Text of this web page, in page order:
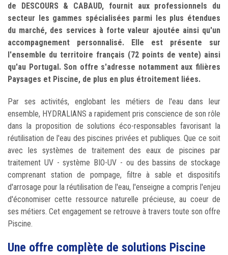
de DESCOURS & CABAUD, fournit aux professionnels du
secteur les gammes spécialisées parmi les plus étendues
du marché, des services à forte valeur ajoutée ainsi qu'un
accompagnement personnalisé. Elle est présente sur
l'ensemble du territoire français (72 points de vente) ainsi
qu'au Portugal. Son offre s'adresse notamment aux filières
Paysages et Piscine, de plus en plus étroitement liées.
Par ses activités, englobant les métiers de l'eau dans leur
ensemble, HYDRALIANS a rapidement pris conscience de son rôle
dans la proposition de solutions éco-responsables favorisant la
réutilisation de l'eau des piscines privées et publiques. Que ce soit
avec les systèmes de traitement des eaux de piscines par
traitement UV - système BIO-UV - ou des bassins de stockage
comprenant station de pompage, filtre à sable et dispositifs
d'arrosage pour la réutilisation de l'eau, l'enseigne a compris l'enjeu
d'économiser cette ressource naturelle précieuse, au coeur de
ses métiers. Cet engagement se retrouve à travers toute son offre
Piscine.
Une offre complète de solutions Piscine